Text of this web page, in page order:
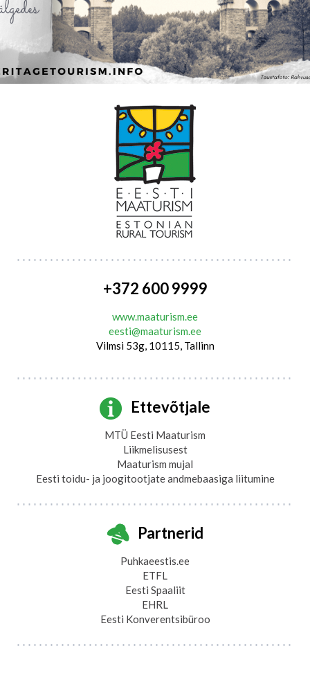
+372 600 9999
www.maaturism.ee
eesti@maaturism.ee
Vilmsi 53g, 10115, Tallinn
Ettevõtjale
MTÜ Eesti Maaturism
Liikmelisusest
Maaturism mujal
Eesti toidu- ja joogitootjate andmebaasiga liitumine
Partnerid
Puhkaeestis.ee
ETFL
Eesti Spaaliit
EHRL
Eesti Konverentsibüroo